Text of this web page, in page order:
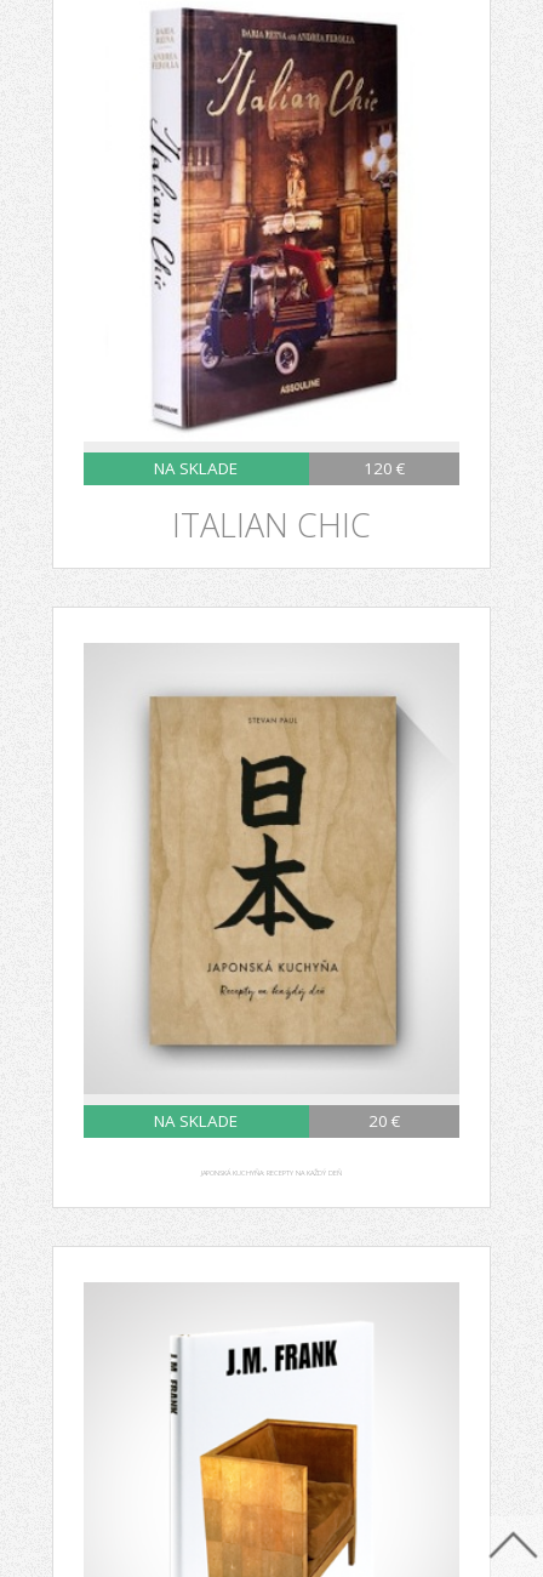
NA SKLADE 120 €
ITALIAN CHIC
NA SKLADE 20 €
JAPONSKÁ KUCHYŇA: RECEPTY NA KAŽDÝ DEŇ